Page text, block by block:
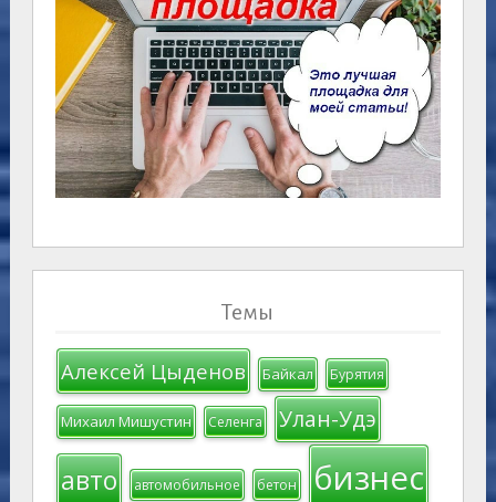
Темы
Алексей Цыденов Байкал Бурятия
Михаил Мишустин Селенга Улан-Удэ
авто автомобильное бетон бизнес